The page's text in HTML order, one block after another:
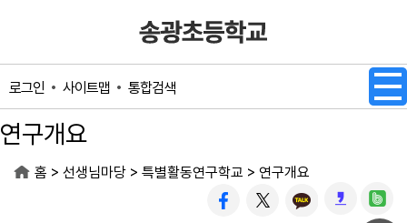
로그인 사이트맵 통합검색
연구개요
홈 > 선생님마당 > 특별활동연구학교 > 연구개요